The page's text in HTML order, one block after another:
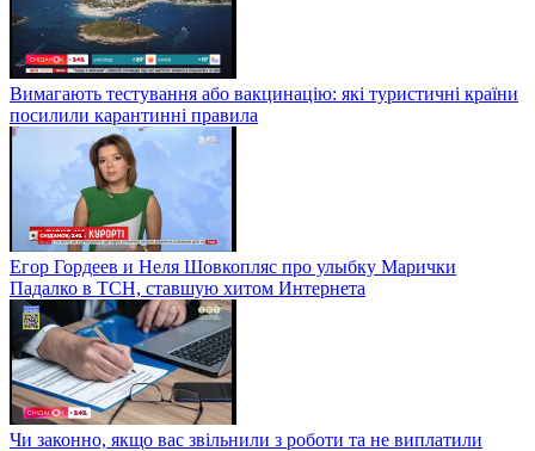
Вимагають тестування або вакцинацію: які туристичні країни
посилили карантинні правила
Егор Гордеев и Неля Шовкопляс про улыбку Марички
Падалко в ТСН, ставшую хитом Интернета
Чи законно, якщо вас звільнили з роботи та не виплатили